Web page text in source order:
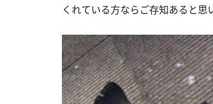
くれている方ならご存知あると思